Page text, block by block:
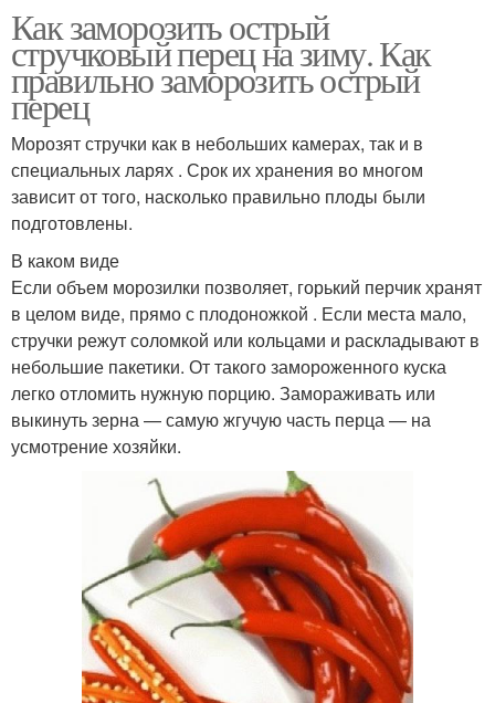
Как заморозить острый
стручковый перец на зиму. Как
правильно заморозить острый
перец
Морозят стручки как в небольших камерах, так и в
специальных ларях . Срок их хранения во многом
зависит от того, насколько правильно плоды были
подготовлены.
В каком виде
Если объем морозилки позволяет, горький перчик хранят
в целом виде, прямо с плодоножкой . Если места мало,
стручки режут соломкой или кольцами и раскладывают в
небольшие пакетики. От такого замороженного куска
легко отломить нужную порцию. Замораживать или
выкинуть зерна — самую жгучую часть перца — на
усмотрение хозяйки.